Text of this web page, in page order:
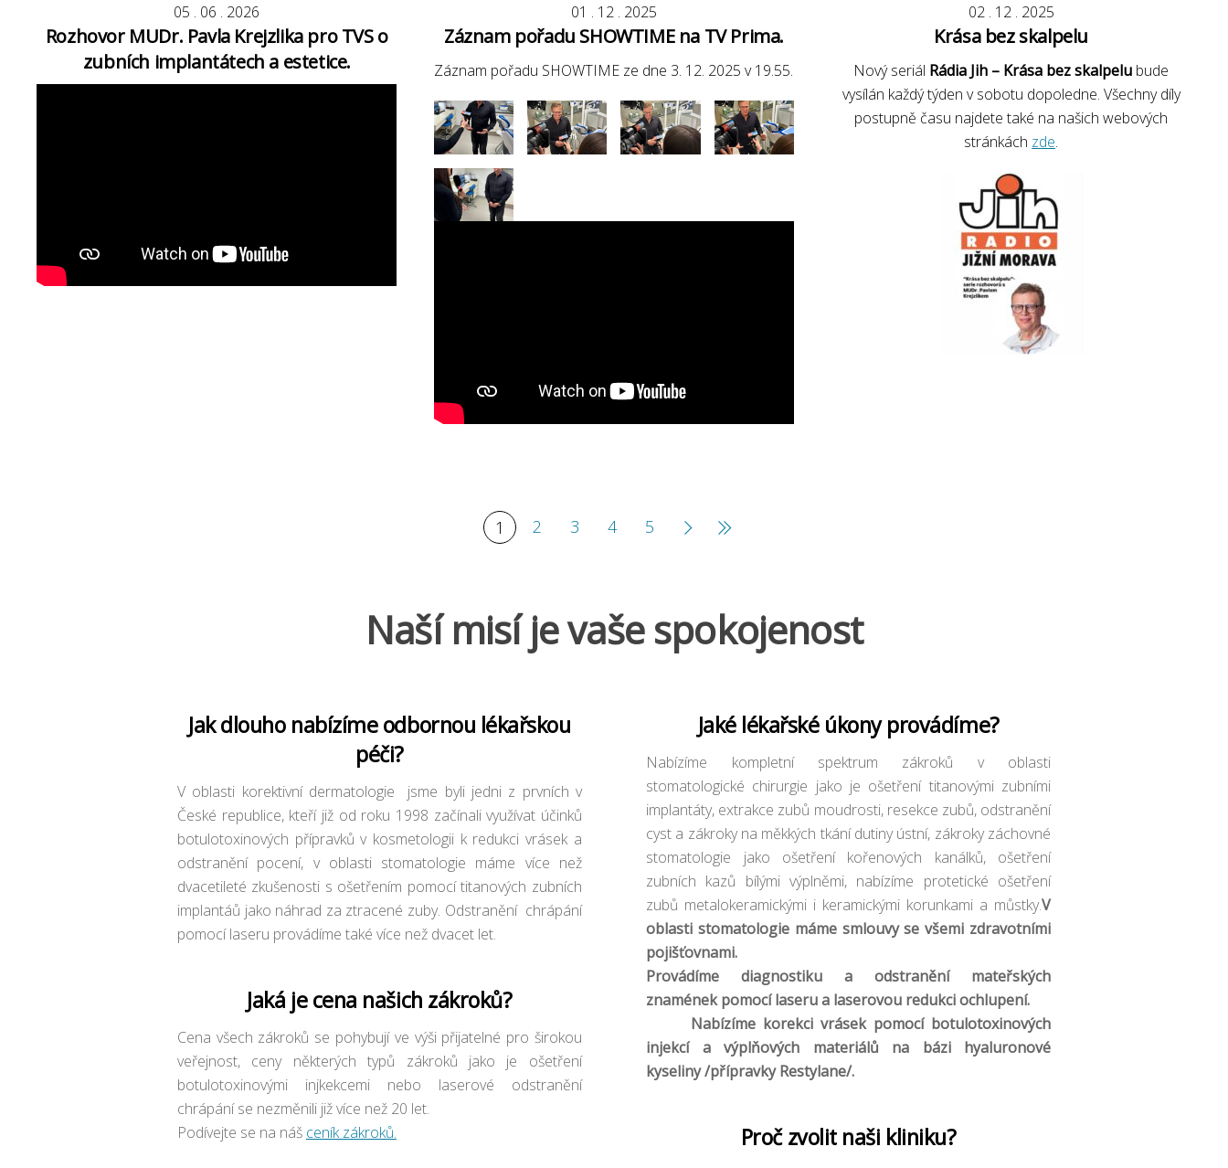
05 . 06 . 2026
Rozhovor MUDr. Pavla Krejzlika pro TVS o
zubních implantátech a estetice.
01 . 12. 2025
Záznam pořadu SHOWTIME na TV Prima.
Záznam pořadu SHOWTIME ze dne 3. 12. 2025 v 19.55.
02. 12. 2025
Krása bez skalpelu
Nový seriál Rádia Jih – Krása bez skalpelu bude
vysílán každý týden v sobotu dopoledne. Všechny díly
postupně času najdete také na našich webových
stránkách zde.
1 2 3 4 5
Naší misí je vaše spokojenost
Jak dlouho nabízíme odbornou lékařskou
péči?
V oblasti korektivní dermatologie jsme byli jedni z prvních v
České republice, kteří již od roku 1998 začínali využívat účinků
botulotoxinových přípravků v kosmetologii k redukci vrásek a
odstranění pocení, v oblasti stomatologie máme více než
dvacetileté zkušenosti s ošetřením pomocí titanových zubních
implantáů jako náhrad za ztracené zuby. Odstranění chrápání
pomocí laseru provádíme také více než dvacet let.
Jaká je cena našich zákroků?
Cena všech zákroků se pohybují ve výši přijatelné pro širokou
veřejnost, ceny některých typů zákroků jako je ošetření
botulotoxinovými injkekcemi nebo laserové odstranění
chrápání se nezměnili již více než 20 let.
Podívejte se na náš ceník zákroků.
Jaké lékařské úkony provádíme?
Nabízíme kompletní spektrum zákroků v oblasti
stomatologické chirurgie jako je ošetření titanovými zubními
implantáty, extrakce zubů moudrosti, resekce zubů, odstranění
cyst a zákroky na měkkých tkání dutiny ústní, zákroky záchovné
stomatologie jako ošetření kořenových kanálků, ošetření
zubních kazů bílými výplněmi, nabízíme protetické ošetření
zubů metalokeramickými i keramickými korunkami a můstky.V
oblasti stomatologie máme smlouvy se všemi zdravotními
pojišťovnami.
Provádíme diagnostiku a odstranění mateřských
znamének pomocí laseru a laserovou redukci ochlupení.
Nabízíme korekci vrásek pomocí botulotoxinových
injekcí a výplňových materiálů na bázi hyaluronové
kyseliny /přípravky Restylane/.
Proč zvolit naši kliniku?